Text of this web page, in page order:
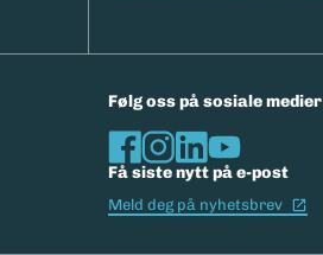
Følg oss på sosiale medier
Få siste nytt på e-post
Meld deg på nyhetsbrev